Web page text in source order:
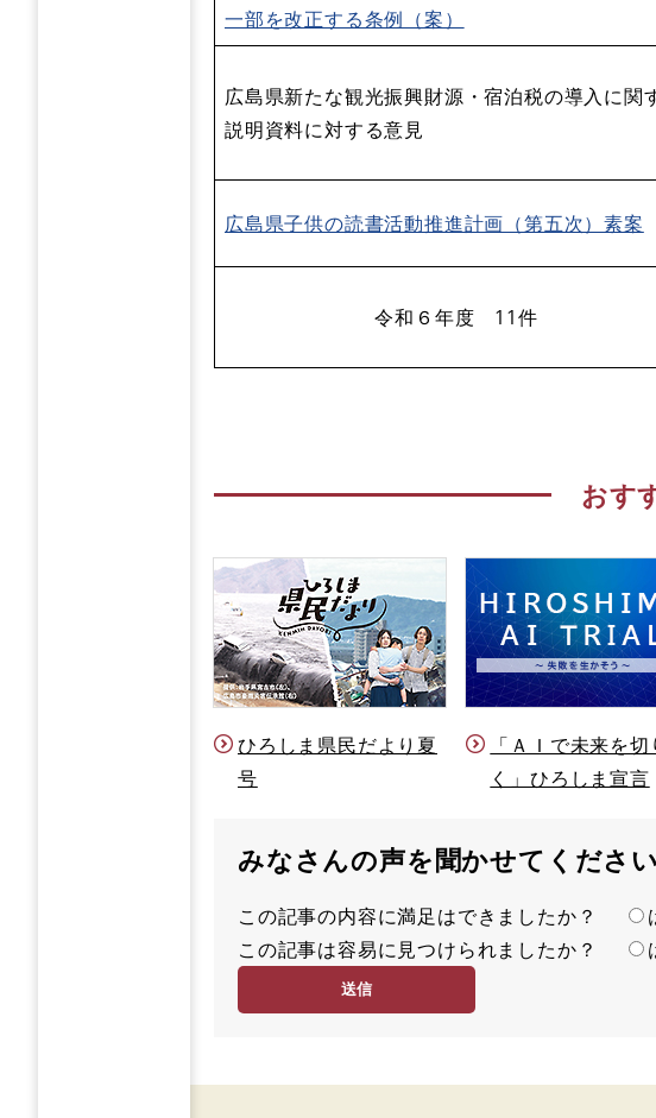
一部を改正する条例（案）​
広島県新たな観光振興財源・宿泊税の導入に関
説明資料に対する意見
広島県子供の読書活動推進計画（第五次）素案
令和６年度 11件
おす
ひろしま県民だより夏
号
「ＡＩで未来を切
く」ひろしま宣言
みなさんの声を聞かせてください
満
足
この記事の内容に満足はできましたか？
容
度
この記事は容易に見つけられましたか？